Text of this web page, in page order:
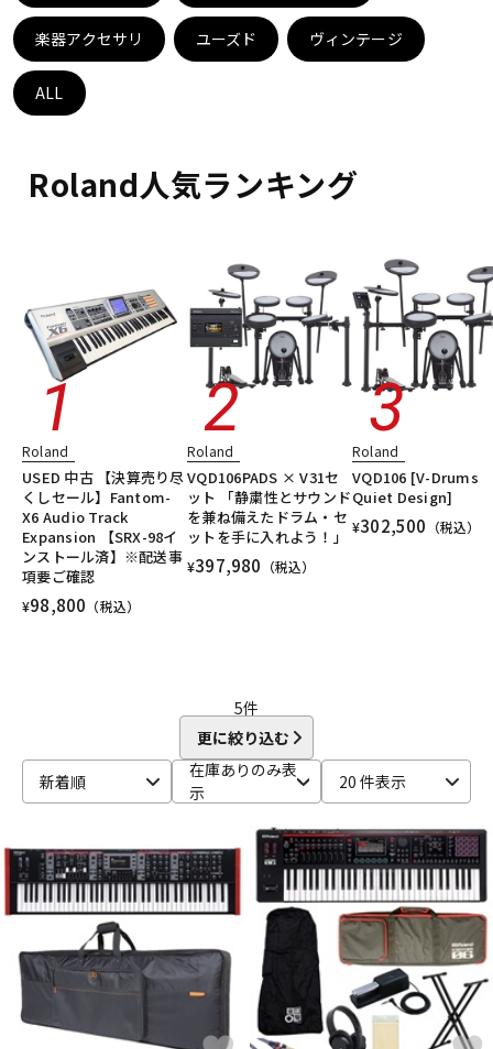
DJ機器 DTM
配信/ライブ機器 楽器アクセサリ
楽器アクセサリ ユーズド ヴィンテージ
ALL
Roland人気ランキング
Roland
USED 中古 【決算売り尽
くしセール】Fantom-
X6 Audio Track
Expansion 【SRX-98イ
ンストール済】※配送事
項要ご確認
¥98,800 （税込）
Roland
VQD106PADS × V31セ
ット 「静粛性とサウンド
を兼ね備えたドラム・セ
ットを手に入れよう！」
¥397,980 （税込）
Roland
VQD106 [V-Drums
Quiet Design]
¥302,500 （税込）
5件
更に絞り込む
新着順
在庫ありのみ表
示
20 件表示